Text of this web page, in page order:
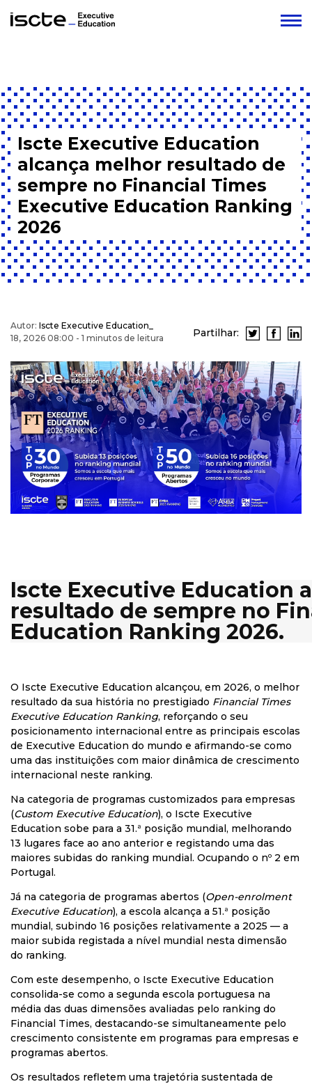
Iscte Executive Education
alcança melhor resultado de
sempre no Financial Times
Executive Education Ranking
2026
Autor: Iscte Executive Education_
18, 2026 08:00 - 1 minutos de leitura
Partilhar:
Iscte Executive Education
resultado de sempre no
Education Ranking 2026.
O Iscte Executive Education alcançou, em 2026, o melhor
resultado da sua história no prestigiado Financial Times
Executive Education Ranking, reforçando o seu
posicionamento internacional entre as principais escolas
de Executive Education do mundo e afirmando-se como
uma das instituições com maior dinâmica de crescimento
internacional neste ranking.
Na categoria de programas customizados para empresas
(Custom Executive Education), o Iscte Executive
Education sobe para a 31.ª posição mundial, melhorando
13 lugares face ao ano anterior e registando uma das
maiores subidas do ranking mundial. Ocupando o nº 2 em
Portugal.
Já na categoria de programas abertos (Open-enrolment
Executive Education), a escola alcança a 51.ª posição
mundial, subindo 16 posições relativamente a 2025 — a
maior subida registada a nível mundial nesta dimensão
do ranking.
Com este desempenho, o Iscte Executive Education
consolida-se como a segunda escola portuguesa na
média das duas dimensões avaliadas pelo ranking do
Financial Times, destacando-se simultaneamente pelo
crescimento consistente em programas para empresas e
programas abertos.
Os resultados refletem uma trajetória sustentada de